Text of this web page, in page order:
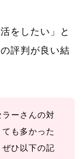
をしたい」と
評判が良い結
ーさんの対
も多かった
ひ以下の記